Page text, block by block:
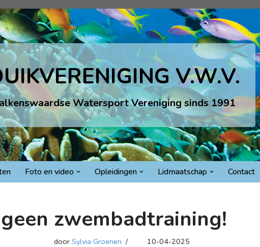
V.W.V.
Watersport Vereniging sinds 1991
Foto en video Opleidingen Lidmaatschap Contact
geen zwembadtraining!
door Sylvia Groenen 10-04-2025